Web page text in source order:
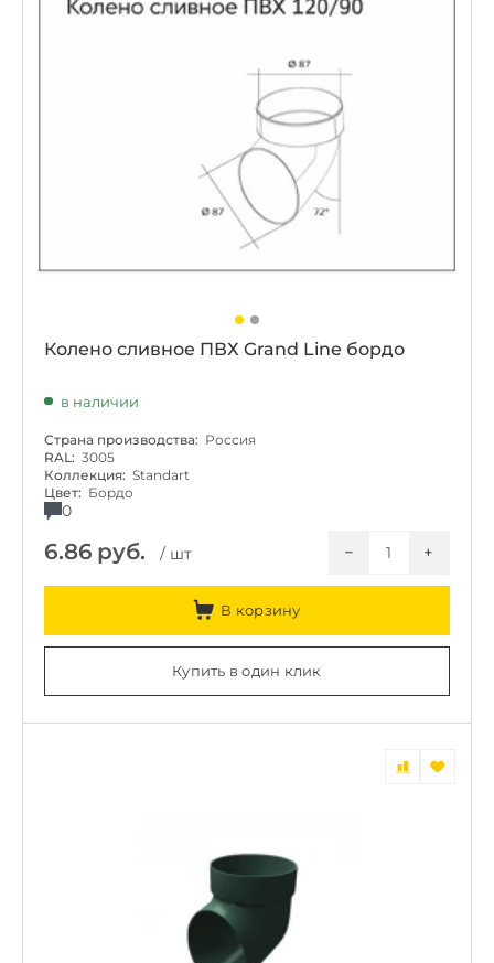
Колено сливное ПВХ Grand Line бордо
в наличии
Страна производства: Россия
RAL: 3005
Коллекция: Standart
Цвет: Бордо
0
/ шт
6.86 руб. +
−
В корзину
Купить в один клик